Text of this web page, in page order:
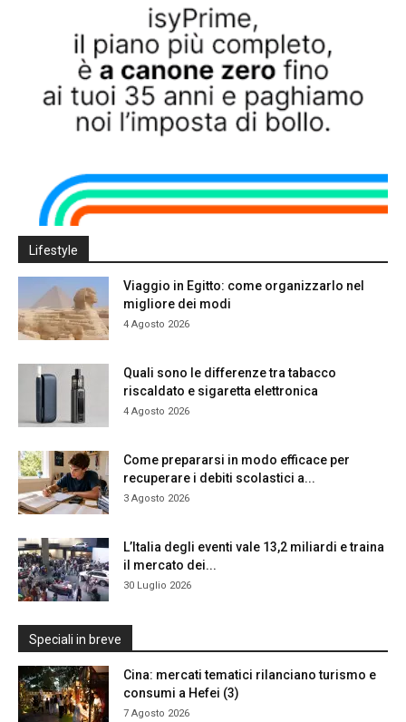
Lifestyle
Viaggio in Egitto: come organizzarlo nel
migliore dei modi
4 Agosto 2026
Quali sono le differenze tra tabacco
riscaldato e sigaretta elettronica
4 Agosto 2026
Come prepararsi in modo efficace per
recuperare i debiti scolastici a...
3 Agosto 2026
L’Italia degli eventi vale 13,2 miliardi e traina
il mercato dei...
30 Luglio 2026
Speciali in breve
Cina: mercati tematici rilanciano turismo e
consumi a Hefei (3)
7 Agosto 2026